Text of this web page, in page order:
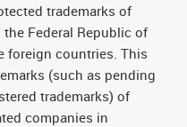
trademarks of
Federal Republic of
foreign countries. This
(such as pending
trademarks) of
companies in